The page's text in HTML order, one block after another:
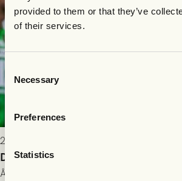
provided to them or that they’ve
of their services.
Consent
Selection
Necessary
Preferences
Statistics
2026-07-26 21:00
Delad poäng mot Halmstads BK
Åter i Allsvenskan stod Halmstads BK för